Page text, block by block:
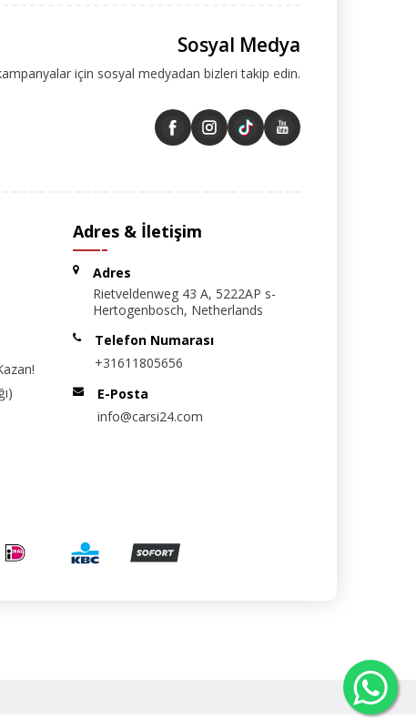
Sosyal Medya
için sosyal medyadan bizleri takip edin.
Adres & İletişim
Adres
Rietveldenweg 43 A, 5222AP s-
Hertogenbosch, Netherlands
Telefon Numarası
+31611805656
E-Posta
info@carsi24.com